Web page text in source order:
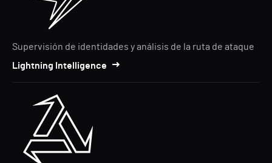
Supervisión de identidades y análisis de la ruta de ataque
Lightning Intelligence